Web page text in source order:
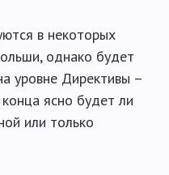
в некоторых
однако будет
уровне Директивы –
ясно будет ли
или только